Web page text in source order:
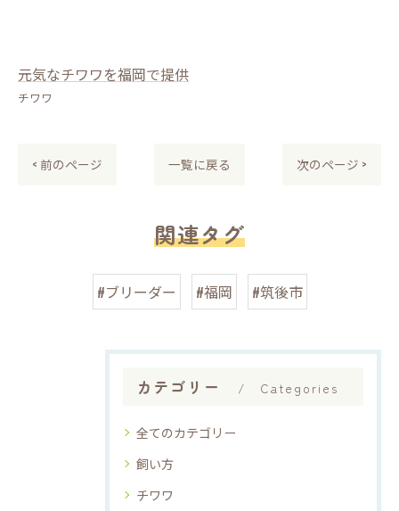
元気なチワワを福岡で提供
チワワ
< 前のページ 一覧に戻る 次のページ >
関連タグ
#ブリーダー #福岡 #筑後市
カテゴリー Categories
全てのカテゴリー
飼い方
チワワ